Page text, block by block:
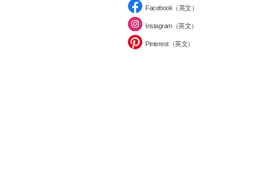
Facebook（英文）
Instagram（英文）
Pinterest（英文）